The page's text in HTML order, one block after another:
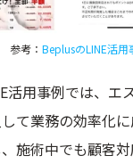
参考：BeplusのLINE活用
活用事例では、エ
て業務の効率化
施術中でも顧客